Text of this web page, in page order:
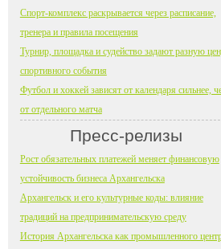
Спорт-комплекс раскрывается через расписание,
тренера и правила посещения
Турнир, площадка и судейство задают разную
спортивного события
Футбол и хоккей зависят от календаря сильнее,
от отдельного матча
Пресс-релизы
Рост обязательных платежей меняет финансовую
устойчивость бизнеса Архангельска
Архангельск и его культурные коды: влияние
традиций на предпринимательскую среду
История Архангельска как промышленного